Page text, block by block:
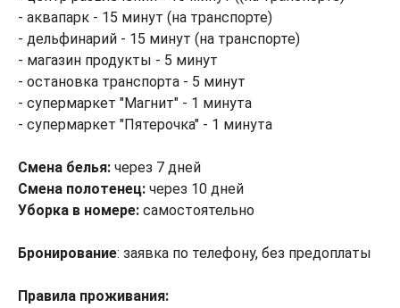
- аквапарк - 15 минут (на транспорте)
- дельфинарий - 15 минут (на транспорте)
- магазин продукты - 5 минут
- остановка транспорта - 5 минут
- супермаркет "Магнит" - 1 минута
- супермаркет "Пятерочка" - 1 минута
Смена белья: через 7 дней
Смена полотенец: через 10 дней
Уборка в номере: самостоятельно
Бронирование: заявка по телефону, без предоплаты
Правила проживания: